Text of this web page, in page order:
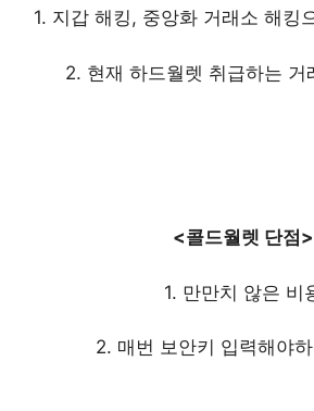
1. 지갑 해킹, 중앙화 거래소 해킹
2. 현재 하드월렛 취급하는 거
<콜드월렛 단점>
1. 만만치 않은 비
2. 매번 보안키 입력해야